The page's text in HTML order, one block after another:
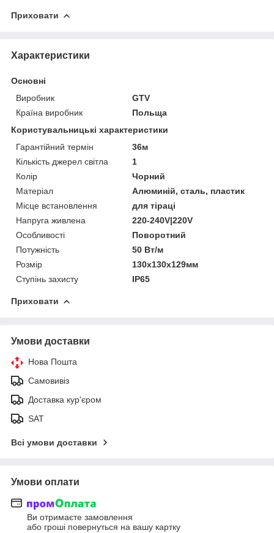
Приховати
Характеристики
Основні
Виробник
GTV
Країна виробник
Польща
Користувальницькі характеристики
Гарантійний термін
36м
Кількість джерел світла
1
Колір
Чорний
Матеріал
Алюминій, сталь, пластик
Місце встановлення
для тіраці
Напруга живлена
220-240V|220V
Особливості
Поворотний
Потужність
50 Вт/м
Розмір
130х130х129мм
Ступінь захисту
IP65
Приховати
Умови доставки
Нова Пошта
Самовивіз
Доставка кур'єром
SAT
Всі умови доставки
Умови оплати
Ви отримаєте замовлення
або гроші повернуться на вашу картку